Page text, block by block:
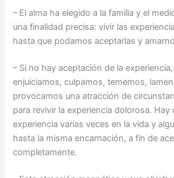
– El alma ha elegido a la familia y el
una finalidad precisa: vivir las
hasta que podamos aceptarlas y
– Si no hay aceptación de la
enjuiciamos, culpamos, tememos,
provocamos una atracción de
para revivir la experiencia dolorosa. Hay
experiencia varias veces en la vida y
hasta la misma encarnación, a fin de
completamente.